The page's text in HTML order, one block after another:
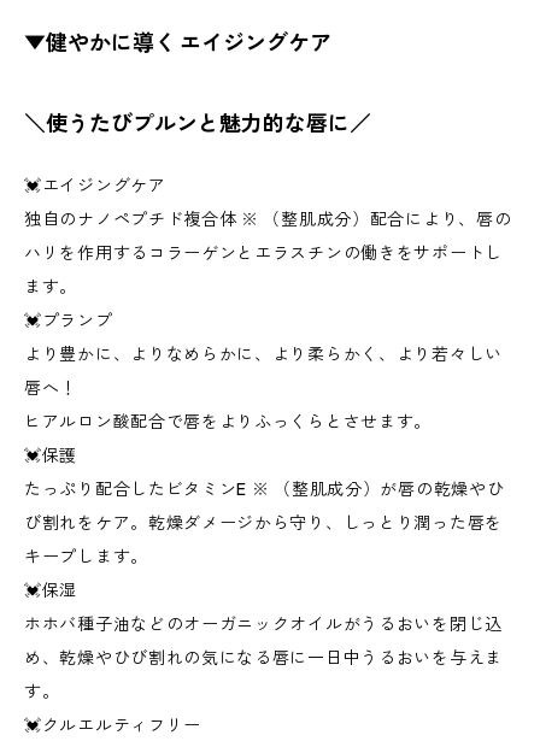
▼健やかに導く エイジングケア
＼使うたびプルンと魅力的な唇に／
💓エイジングケア
独自のナノペプチド複合体 ※ （整肌成分）配合により、唇の
ハリを作用するコラーゲンとエラスチンの働きをサポートし
ます。
💓プランプ
より豊かに、よりなめらかに、より柔らかく、より若々しい
唇へ！
ヒアルロン酸配合で唇をよりふっくらとさせます。
💓保護
たっぷり配合したビタミンE ※ （整肌成分）が唇の乾燥やひ
び割れをケア。乾燥ダメージから守り、しっとり潤った唇を
キープします。
💓保湿
ホホバ種子油などのオーガニックオイルがうるおいを閉じ込
め、乾燥やひび割れの気になる唇に一日中うるおいを与えま
す。
💓クルエルティフリー